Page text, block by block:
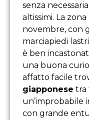
senza
altissimi. La zona
novembre, con
marciapiedi
è ben
una buona
affatto facile
giapponese tra
un’improbabile
con grande